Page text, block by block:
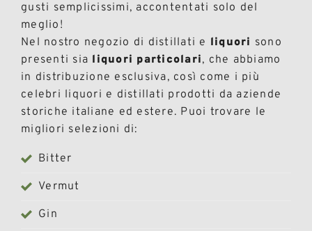
gusti semplicissimi, accontentati solo del
meglio!
Nel nostro negozio di distillati e liquori sono
presenti sia liquori particolari, che abbiamo
in distribuzione esclusiva, così come i più
celebri liquori e distillati prodotti da aziende
storiche italiane ed estere. Puoi trovare le
migliori selezioni di:
Bitter
Vermut
Gin